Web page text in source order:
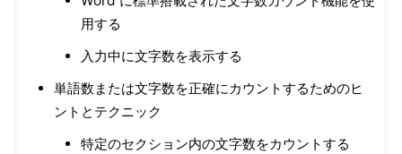
用する
入力中に文字数を表示する
単語数または文字数を正確にカウントするためのヒ
ントとテクニック
特定のセクション内の文字数をカウントする